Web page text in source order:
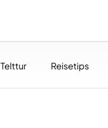
Telttur Reisetips